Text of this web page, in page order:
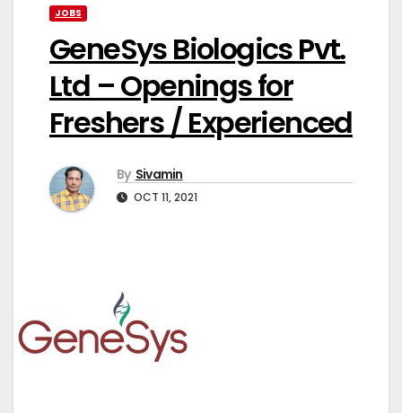
JOBS
GeneSys Biologics Pvt.
Ltd – Openings for
Freshers / Experienced
By Sivamin
OCT 11, 2021